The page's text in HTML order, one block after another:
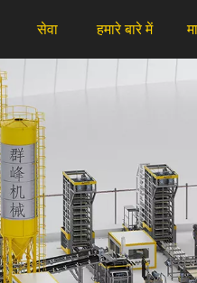
सेवा हमारे बारे में